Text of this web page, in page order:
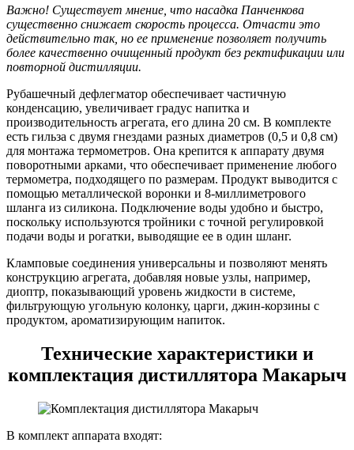
Важно! Существует мнение, что насадка Панченкова
существенно снижает скорость процесса. Отчасти это
действительно так, но ее применение позволяет получить
более качественно очищенный продукт без ректификации или
повторной дистилляции.
Рубашечный дефлегматор обеспечивает частичную
конденсацию, увеличивает градус напитка и
производительность агрегата, его длина 20 см. В комплекте
есть гильза с двумя гнездами разных диаметров (0,5 и 0,8 см)
для монтажа термометров. Она крепится к аппарату двумя
поворотными арками, что обеспечивает применение любого
термометра, подходящего по размерам. Продукт выводится с
помощью металлической воронки и 8-миллиметрового
шланга из силикона. Подключение воды удобно и быстро,
поскольку используются тройники с точной регулировкой
подачи воды и рогатки, выводящие ее в один шланг.
Кламповые соединения универсальны и позволяют менять
конструкцию агрегата, добавляя новые узлы, например,
диоптр, показывающий уровень жидкости в системе,
фильтрующую угольную колонку, царги, джин-корзины с
продуктом, ароматизирующим напиток.
Технические характеристики и
комплектация дистиллятора Макарыч
В комплект аппарата входят: